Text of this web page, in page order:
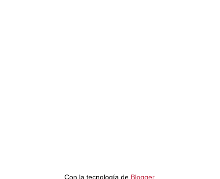
Con la tecnología de Blogger.